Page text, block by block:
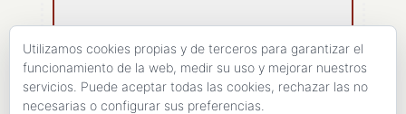
[recaptcha]
Utilizamos cookies propias y de terceros para garantizar el
funcionamiento de la web, medir su uso y mejorar nuestros
servicios. Puede aceptar todas las cookies, rechazar las no
necesarias o configurar sus preferencias.